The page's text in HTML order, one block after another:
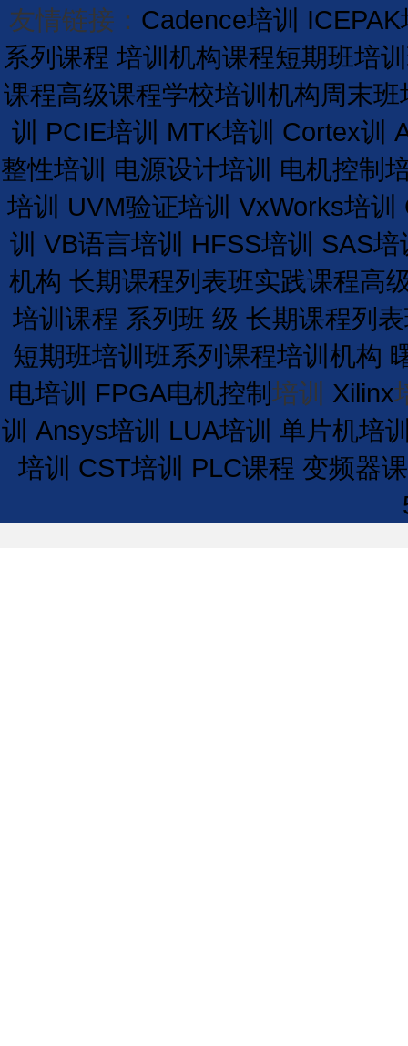
友情链接： Cadence培训
系列课程 培训机构课程短期班培训
课程高级课程学校培训 机构周末班
训 PCIE培训 MTK培训 Cortex训
整性培训 电源设计培训 电机控制
培训 UVM验证培训 VxWorks培训
训 VB语言培训 HFSS培训 SAS培
机构 长期课程列表班实践课程高
培训课程 系列班 级 长期课程列表
短期班培训 班系列课程培训 机构
电培训 FPGA电机控制 培训 Xilinx
训 Ansys培训 LUA培训 单片机培
培训 CST培训 PLC课程 变频器